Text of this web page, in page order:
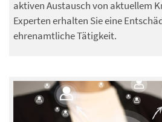
aktiven Austausch von aktuellem
Experten erhalten Sie eine
ehrenamtliche Tätigkeit.